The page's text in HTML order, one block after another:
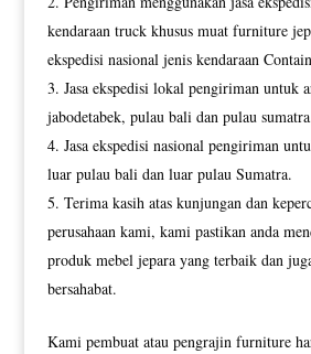
kendaraan truck khusus muat furniture
ekspedisi nasional jenis kendaraan
Jasa ekspedisi lokal pengiriman untuk
jabodetabek, pulau bali dan pulau
Jasa ekspedisi nasional pengiriman
luar pulau bali dan luar pulau Sumatra.
Terima kasih atas kunjungan dan
perusahaan kami, kami pastikan anda
produk mebel jepara yang terbaik dan
bersahabat.
Kami pembuat atau pengrajin furniture